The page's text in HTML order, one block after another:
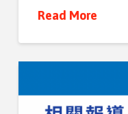
Read More